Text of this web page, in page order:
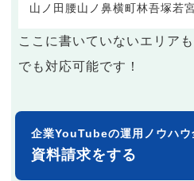
山ノ田腰山ノ鼻横町林吾塚若
ここに書いていないエリア
でも対応可能です！
企業YouTubeの運用ノウハウ
資料請求をする